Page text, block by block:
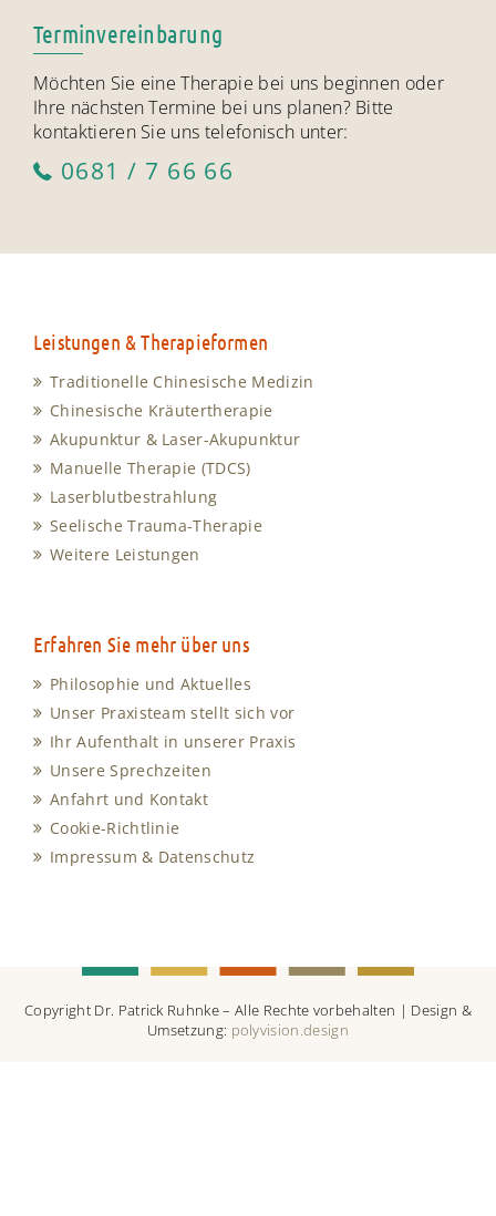
Terminvereinbarung
Möchten Sie eine Therapie bei uns beginnen oder
Ihre nächsten Termine bei uns planen? Bitte
kontaktieren Sie uns telefonisch unter:
0681 / 7 66 66
Leistungen & Therapieformen
Traditionelle Chinesische Medizin
Chinesische Kräutertherapie
Akupunktur & Laser-Akupunktur
Manuelle Therapie (TDCS)
Laserblutbestrahlung
Seelische Trauma-Therapie
Weitere Leistungen
Erfahren Sie mehr über uns
Philosophie und Aktuelles
Unser Praxisteam stellt sich vor
Ihr Aufenthalt in unserer Praxis
Unsere Sprechzeiten
Anfahrt und Kontakt
Cookie-Richtlinie
Impressum & Datenschutz
Copyright Dr. Patrick Ruhnke – Alle Rechte vorbehalten | Design &
Umsetzung: polyvision.design